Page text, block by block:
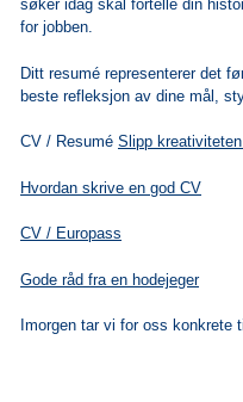
søker idag skal fortelle din
for jobben.
Ditt resumé representerer det
beste refleksjon av dine mål,
CV / ResuméSlipp
Hvordan skrive en god CV
CV / Europass
Gode råd fra en hodejeger
Imorgen tar vi for oss konkrete